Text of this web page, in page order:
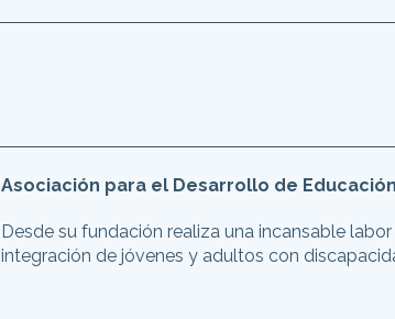
Asociación para el Desarrollo de
Desde su fundación realiza una incansable
integración de jóvenes y adultos con